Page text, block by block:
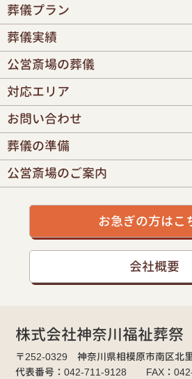
葬儀プラン
葬儀実績
公営斎場の葬儀
対応エリア
お問い合わせ
葬儀の準備
公営斎場のご案内
お急ぎの方はこ
会社概要
株式会社神奈川福祉葬祭
〒252-0329 神奈川県相模原市南区北
代表番号：042-711-9128 FAX：